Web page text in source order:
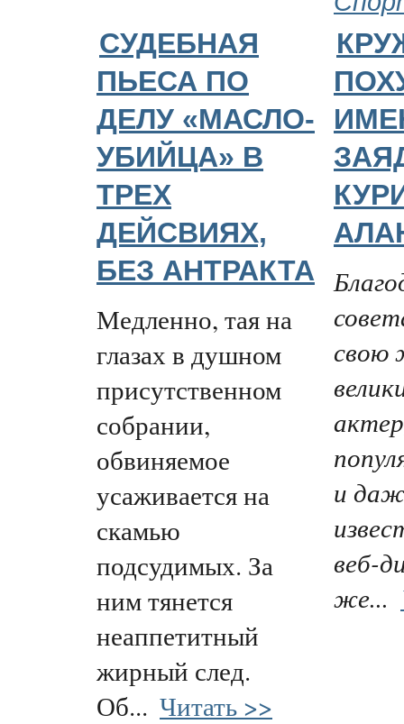
СУДЕБНАЯ
ПЬЕСА ПО
ДЕЛУ «МАСЛО-
УБИЙЦА» В
ТРЕХ
ДЕЙСВИЯХ,
БЕЗ АНТРАКТА
Медленно, тая на
глазах в душном
присутственном
собрании,
обвиняемое
усаживается на
скамью
подсудимых. За
ним тянется
неаппетитный
жирный след.
Об... Читать >>
свою
и
веб-
же...